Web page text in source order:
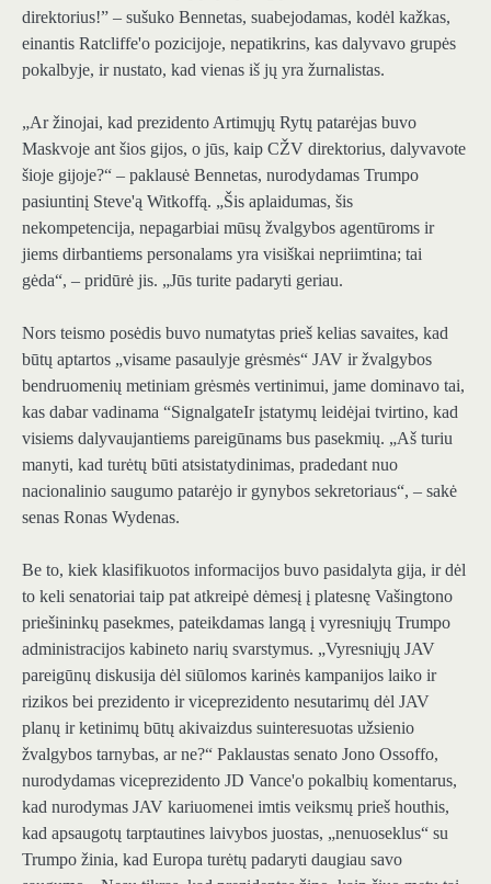
direktorius!” – sušuko Bennetas, suabejodamas, kodėl kažkas,
einantis Ratcliffe'o pozicijoje, nepatikrins, kas dalyvavo grupės
pokalbyje, ir nustato, kad vienas iš jų yra žurnalistas.
„Ar žinojai, kad prezidento Artimųjų Rytų patarėjas buvo
Maskvoje ant šios gijos, o jūs, kaip CŽV direktorius, dalyvavote
šioje gijoje?“ – paklausė Bennetas, nurodydamas Trumpo
pasiuntinį Steve'ą Witkoffą. „Šis aplaidumas, šis
nekompetencija, nepagarbiai mūsų žvalgybos agentūroms ir
jiems dirbantiems personalams yra visiškai nepriimtina; tai
gėda“, – pridūrė jis. „Jūs turite padaryti geriau.
Nors teismo posėdis buvo numatytas prieš kelias savaites, kad
būtų aptartos „visame pasaulyje grėsmės“ JAV ir žvalgybos
bendruomenių metiniam grėsmės vertinimui, jame dominavo tai,
kas dabar vadinama “SignalgateIr įstatymų leidėjai tvirtino, kad
visiems dalyvaujantiems pareigūnams bus pasekmių. „Aš turiu
manyti, kad turėtų būti atsistatydinimas, pradedant nuo
nacionalinio saugumo patarėjo ir gynybos sekretoriaus“, – sakė
senas Ronas Wydenas.
Be to, kiek klasifikuotos informacijos buvo pasidalyta gija, ir dėl
to keli senatoriai taip pat atkreipė dėmesį į platesnę Vašingtono
priešininkų pasekmes, pateikdamas langą į vyresniųjų Trumpo
administracijos kabineto narių svarstymus. „Vyresniųjų JAV
pareigūnų diskusija dėl siūlomos karinės kampanijos laiko ir
rizikos bei prezidento ir viceprezidento nesutarimų dėl JAV
planų ir ketinimų būtų akivaizdus suinteresuotas užsienio
žvalgybos tarnybas, ar ne?“ Paklaustas senato Jono Ossoffo,
nurodydamas viceprezidento JD Vance'o pokalbių komentarus,
kad nurodymas JAV kariuomenei imtis veiksmų prieš houthis,
kad apsaugotų tarptautines laivybos juostas, „nenuoseklus“ su
Trumpo žinia, kad Europa turėtų padaryti daugiau savo